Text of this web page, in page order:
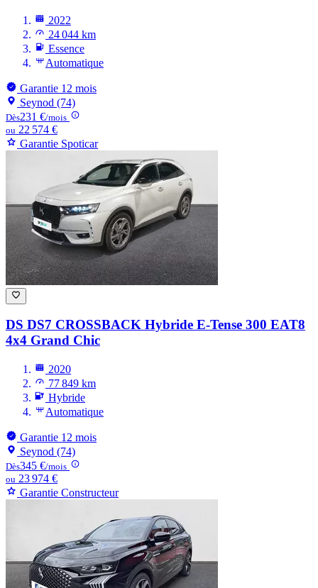
2022
24 044 km
Essence
Automatique
Garantie 12 mois
Seynod (74)
Dès231 €/mois
ou 22 574 €
Garantie Spoticar
DS DS7 CROSSBACK Hybride E-Tense 300 EAT8
4x4 Grand Chic
2020
77 849 km
Hybride
Automatique
Garantie 12 mois
Seynod (74)
Dès345 €/mois
ou 23 974 €
Garantie Constructeur